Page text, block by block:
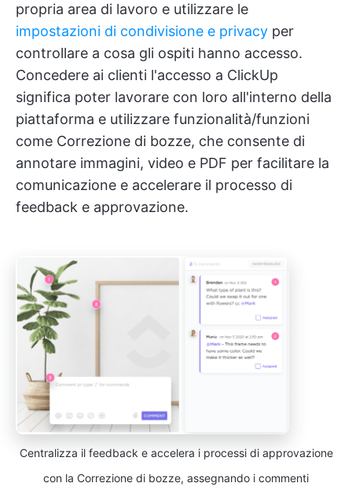
propria area di lavoro e utilizzare le
impostazioni di condivisione e privacy per
controllare a cosa gli ospiti hanno accesso.
Concedere ai clienti l'accesso a ClickUp
significa poter lavorare con loro all'interno della
piattaforma e utilizzare funzionalità/funzioni
come Correzione di bozze, che consente di
annotare immagini, video e PDF per facilitare la
comunicazione e accelerare il processo di
feedback e approvazione.
Centralizza il feedback e accelera i processi di approvazione
con la Correzione di bozze, assegnando i commenti